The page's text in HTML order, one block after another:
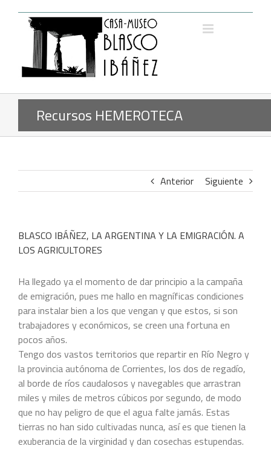
contenido
Recursos HEMEROTECA
Anterior Siguiente
BLASCO IBÁÑEZ, LA ARGENTINA Y LA EMIGRACIÓN. A
LOS AGRICULTORES
Ha llegado ya el momento de dar principio a la campaña
de emigración, pues me hallo en magníficas condiciones
para instalar bien a los que vengan y que estos, si son
trabajadores y económicos, se creen una fortuna en
pocos años.
Tengo dos vastos territorios que repartir en Río Negro y
la provincia autónoma de Corrientes, los dos de regadío,
al borde de ríos caudalosos y navegables que arrastran
miles y miles de metros cúbicos por segundo, de modo
que no hay peligro de que el agua falte jamás. Estas
tierras no han sido cultivadas nunca, así es que tienen la
exuberancia de la virginidad y dan cosechas estupendas.